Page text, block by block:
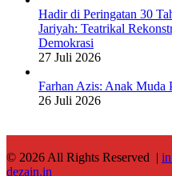
Hadir di Peringatan 30
Jariyah: Teatrikal
Demokrasi
27 Juli 2026
Farhan Azis: Anak Muda
26 Juli 2026
© 2026 All Rights Reserved |
dezain.in